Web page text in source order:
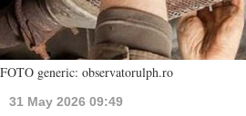
FOTO generic: observatorulph.ro
31 May 2026 09:49